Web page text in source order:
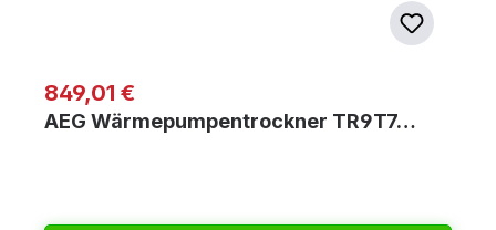
Regulärer Preis:
849,01 €
AEG Wärmepumpentrockner TR9T7…